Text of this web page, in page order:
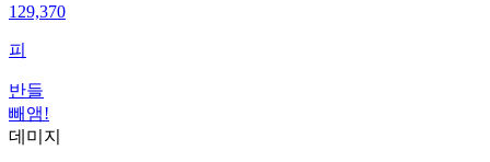
129,370
피
반들
빼앰!
데미지